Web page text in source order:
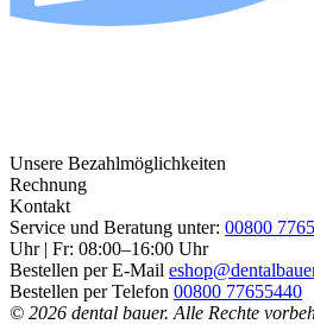
Unsere Bezahlmöglichkeiten
Rechnung
Kontakt
Service und Beratung unter: 00800
Uhr | Fr: 08:00–16:00 Uhr
Bestellen per E-Mail
Bestellen per Telefon 00800 77655440
© 2026 dental bauer. Alle Rechte